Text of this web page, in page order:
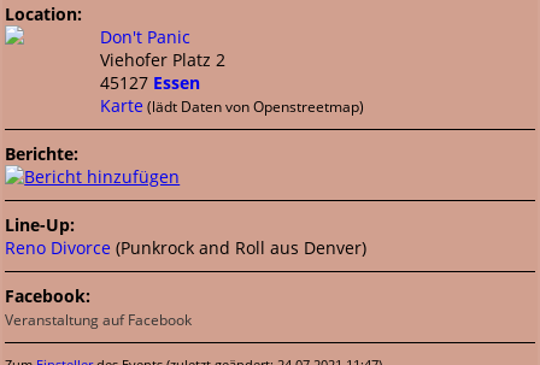
Location:
Don't Panic
Viehofer Platz 2
45127 Essen
Karte (lädt Daten von Openstreetmap)
Berichte:
Line-Up:
Reno Divorce (Punkrock and Roll aus Denver)
Facebook:
Veranstaltung auf Facebook